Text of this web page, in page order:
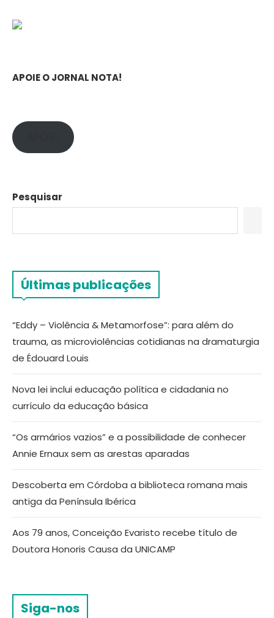
APOIE O JORNAL NOTA!
Pesquisar
Últimas publicações
“Eddy – Violência & Metamorfose”: para além do
trauma, as microviolências cotidianas na dramaturgia
de Édouard Louis
Nova lei inclui educação política e cidadania no
currículo da educação básica
“Os armários vazios” e a possibilidade de conhecer
Annie Ernaux sem as arestas aparadas
Descoberta em Córdoba a biblioteca romana mais
antiga da Península Ibérica
Aos 79 anos, Conceição Evaristo recebe título de
Doutora Honoris Causa da UNICAMP
Siga-nos